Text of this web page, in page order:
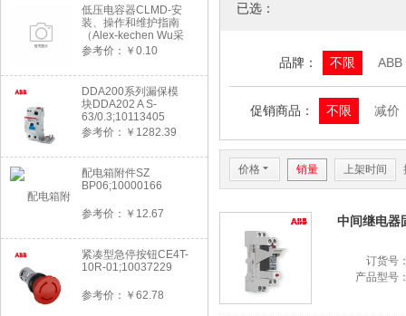
低压电容器CLMD-安
装、操作和维护指南
（Alex-kechen Wu采
购）-2022年版
参考价：￥0.10
DDA200系列漏保模
块DDA202 A S-
63/0.3;10113405
参考价：￥1282.39
配电箱附件SZ
BP06;10000166
参考价：￥12.67
紧凑型急停按钮CE4T-
10R-01;10037229
参考价：￥62.78
已选：
品牌： 不限 ABB
促销商品： 不限 减价
价格 6 销量 上架时间
中间继电器
订货号
产品型号